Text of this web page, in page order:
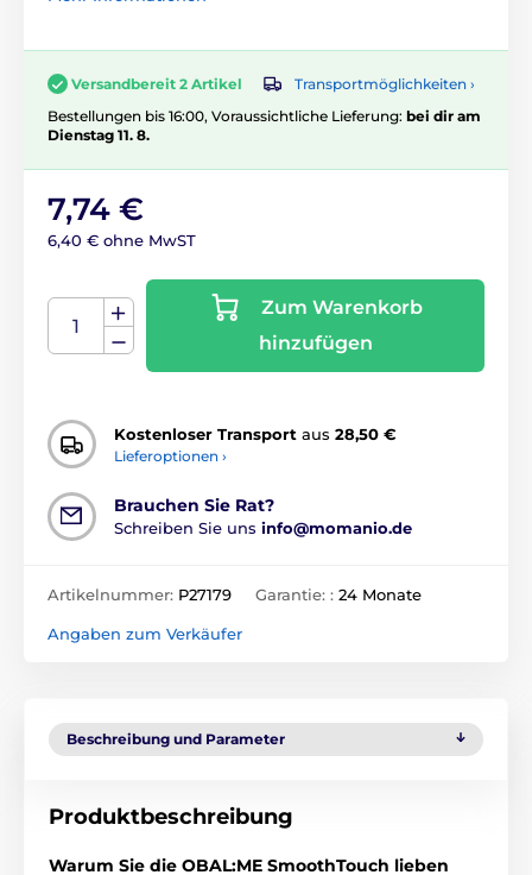
Versandbereit 2 Artikel
Transportmöglichkeiten ›
Bestellungen bis 16:00, Voraussichtliche Lieferung: bei dir am
Dienstag 11. 8.
7,74 €
6,40 € ohne MwST
Zum Warenkorb
hinzufügen
Kostenloser Transport aus 28,50 €
Lieferoptionen ›
Brauchen Sie Rat?
Schreiben Sie uns info@momanio.de
Artikelnummer: P27179 Garantie: : 24 Monate
Angaben zum Verkäufer
Beschreibung und Parameter
Produktbeschreibung
Warum Sie die OBAL:ME SmoothTouch lieben